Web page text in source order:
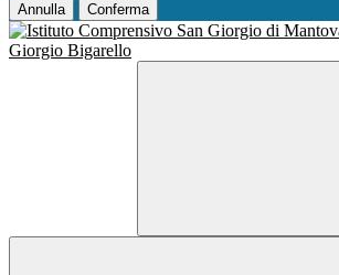
Annulla Conferma